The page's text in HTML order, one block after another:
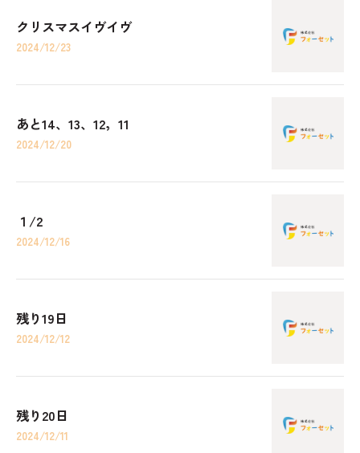
クリスマスイヴイヴ
2024/12/23
あと14、13、12，11
2024/12/20
１/2
2024/12/16
残り19日
2024/12/12
残り20日
2024/12/11